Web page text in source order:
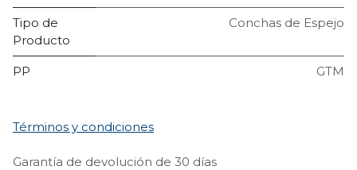
Tipo de
Producto
Conchas de Espejo
PP GTM
Términos y condiciones
Garantía de devolución de 30 días